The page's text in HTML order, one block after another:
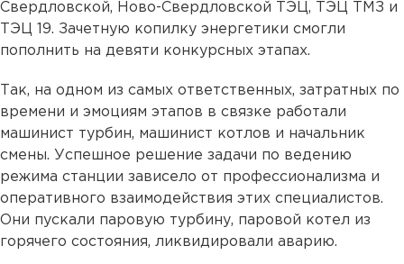
Свердловской, Ново-Свердловской ТЭЦ, ТЭЦ ТМЗ и
ТЭЦ 19. Зачетную копилку энергетики смогли
пополнить на девяти конкурсных этапах.
Так, на одном из самых ответственных, затратных по
времени и эмоциям этапов в связке работали
машинист турбин, машинист котлов и начальник
смены. Успешное решение задачи по ведению
режима станции зависело от профессионализма и
оперативного взаимодействия этих специалистов.
Они пускали паровую турбину, паровой котел из
горячего состояния, ликвидировали аварию.